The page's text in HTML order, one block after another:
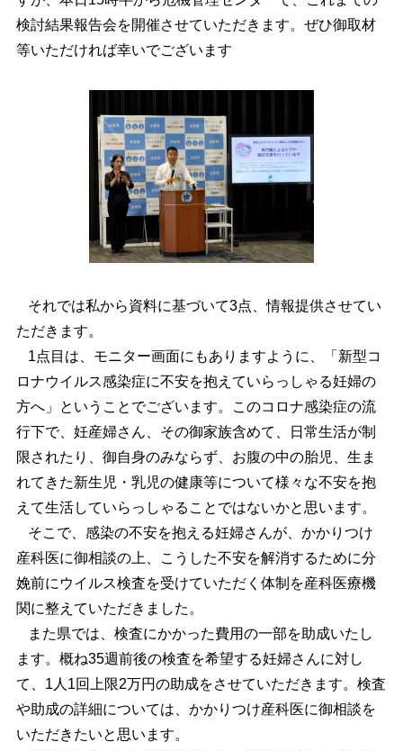
検討結果報告会を開催させていただきます。ぜひ御取材
等いただければ幸いでございます
それでは私から資料に基づいて3点、情報提供させてい
ただきます。
1点目は、モニター画面にもありますように、「新型コ
ロナウイルス感染症に不安を抱えていらっしゃる妊婦の
方へ」ということでございます。このコロナ感染症の流
行下で、妊産婦さん、その御家族含めて、日常生活が制
限されたり、御自身のみならず、お腹の中の胎児、生ま
れてきた新生児・乳児の健康等について様々な不安を抱
えて生活していらっしゃることではないかと思います。
そこで、感染の不安を抱える妊婦さんが、かかりつけ
産科医に御相談の上、こうした不安を解消するために分
娩前にウイルス検査を受けていただく体制を産科医療機
関に整えていただきました。
また県では、検査にかかった費用の一部を助成いたし
ます。概ね35週前後の検査を希望する妊婦さんに対し
て、1人1回上限2万円の助成をさせていただきます。検査
や助成の詳細については、かかりつけ産科医に御相談を
いただきたいと思います。